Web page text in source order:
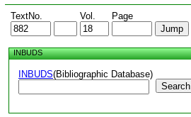
TextNo. Vol. Page
INBUDS
INBUDS(Bibliographic Database)
Search